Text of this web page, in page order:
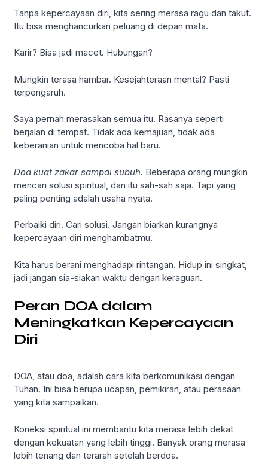
Tanpa kepercayaan diri, kita sering merasa ragu dan takut.
Itu bisa menghancurkan peluang di depan mata.
Karir? Bisa jadi macet. Hubungan?
Mungkin terasa hambar. Kesejahteraan mental? Pasti
terpengaruh.
Saya pernah merasakan semua itu. Rasanya seperti
berjalan di tempat. Tidak ada kemajuan, tidak ada
keberanian untuk mencoba hal baru.
Doa kuat zakar sampai subuh. Beberapa orang mungkin
mencari solusi spiritual, dan itu sah-sah saja. Tapi yang
paling penting adalah usaha nyata.
Perbaiki diri. Cari solusi. Jangan biarkan kurangnya
kepercayaan diri menghambatmu.
Kita harus berani menghadapi rintangan. Hidup ini singkat,
jadi jangan sia-siakan waktu dengan keraguan.
Peran DOA dalam
Meningkatkan Kepercayaan
Diri
DOA, atau doa, adalah cara kita berkomunikasi dengan
Tuhan. Ini bisa berupa ucapan, pemikiran, atau perasaan
yang kita sampaikan.
Koneksi spiritual ini membantu kita merasa lebih dekat
dengan kekuatan yang lebih tinggi. Banyak orang merasa
lebih tenang dan terarah setelah berdoa.